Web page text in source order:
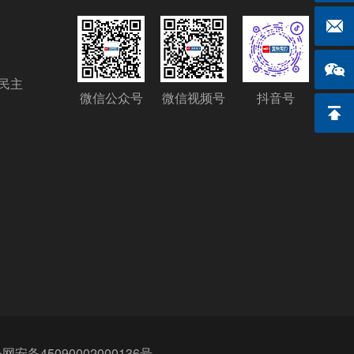
主
微信公众号 微信视频号 抖音号